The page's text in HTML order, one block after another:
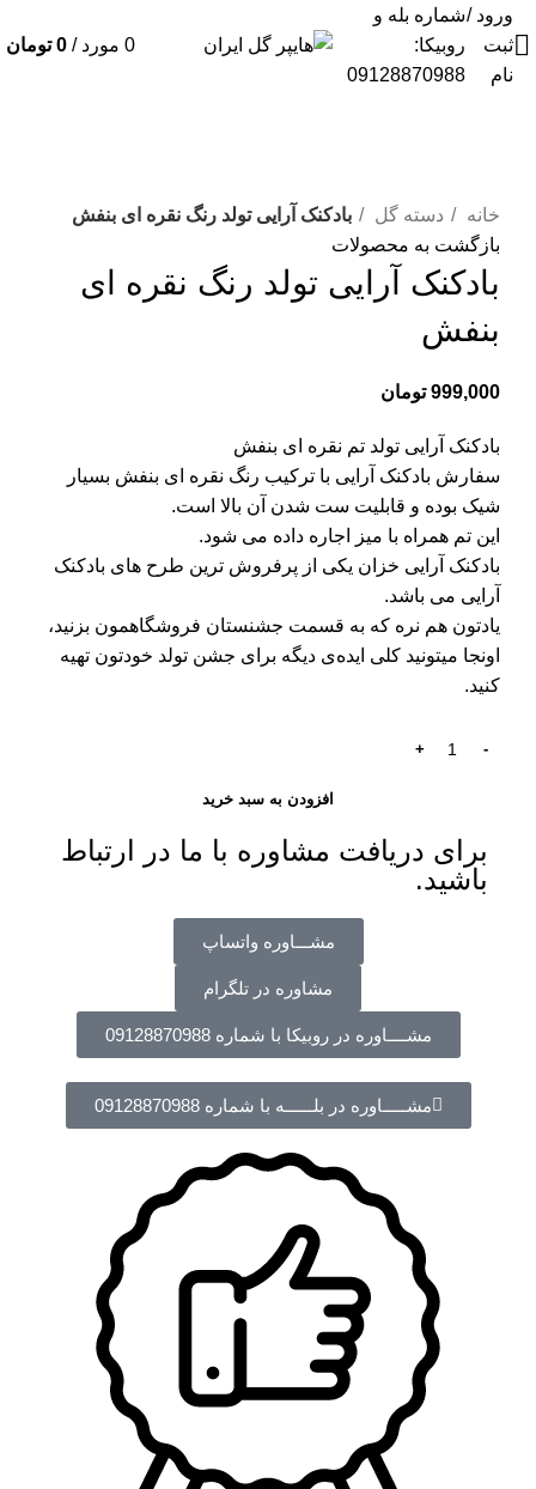
ورود /
ثبت
نام
شماره بله و
روبیکا:
09128870988
0 مورد /
0 تومان
خانه
دسته گل
بادکنک آرایی تولد رنگ نقره ای بنفش
بازگشت به محصولات
بادکنک آرایی تولد رنگ نقره ای
بنفش
999,000 تومان
بادکنک آرایی تولد تم نقره ای بنفش
سفارش بادکنک آرایی با ترکیب رنگ نقره ای بنفش بسیار
شیک بوده و قابلیت ست شدن آن بالا است.
این تم همراه با میز اجاره داده می شود.
بادکنک آرایی خزان یکی از پرفروش ترین طرح های بادکنک
آرایی می باشد.
یادتون هم نره که به قسمت جشنستان فروشگاهمون بزنید،
اونجا میتونید کلی ایده‌ی دیگه برای جشن تولد خودتون تهیه
کنید.
افزودن به سبد خرید
برای دریافت مشاوره با ما در ارتباط
باشید.
مشـــاوره واتساپ
مشاوره در تلگرام
مشــــاوره در روبیکا با شماره 09128870988
مشـــــاوره در بلــــــه با شماره 09128870988